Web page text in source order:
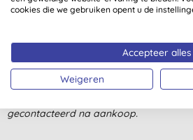
13-6-2022
Super fijne borstel maar wel al voor
ik nog een 3e ga bestellen.
J. A.,
gecontacteerd na aankoop.
cookies die we gebruiken opent u de
Accepteer alles
Weigeren